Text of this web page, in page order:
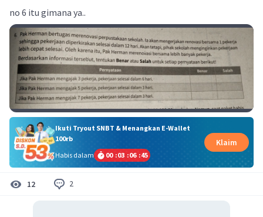
no 6 itu gimana ya..
Ikuti Tryout SNBT & Menangkan E-Wallet
100rb
Habis dalam
00 :03 :06 :45
Klaim
12 2